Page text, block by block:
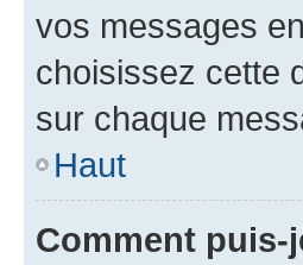
vos messages
choisissez cette
sur chaque
Haut
Comment puis-